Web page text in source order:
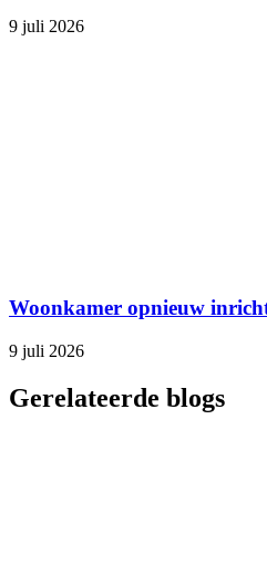
9 juli 2026
Woonkamer opnieuw
9 juli 2026
Gerelateerde blogs